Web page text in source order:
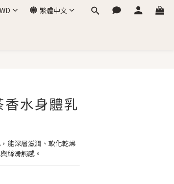
繁體中文
水身體乳
能深層滋潤、軟化乾燥
絲滑觸感。